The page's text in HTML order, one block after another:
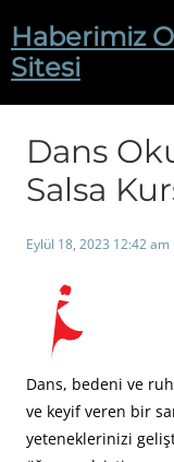
geçHaberimiz
Sitesi
Dans
Salsa
Eylül 18, 2023 12:42 am
Dans, bedeni ve
ve keyif veren bir
yeteneklerinizi